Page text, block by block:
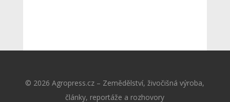
© 2026 Agropress.cz – Zemědělství, živočišná výroba,
články, reportáže a rozhovory